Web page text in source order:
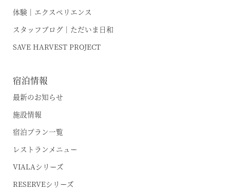
体験｜エクスペリエンス
スタッフブログ｜ただいま日和
SAVE HARVEST PROJECT
宿泊情報
最新のお知らせ
施設情報
宿泊プラン一覧
レストランメニュー
VIALAシリーズ
RESERVEシリーズ